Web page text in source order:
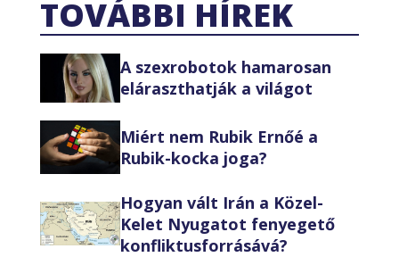
TOVÁBBI HÍREK
A szexrobotok hamarosan
eláraszthatják a világot
Miért nem Rubik Ernőé a
Rubik-kocka joga?
Hogyan vált Irán a Közel-
Kelet Nyugatot fenyegető
konfliktusforrásává?